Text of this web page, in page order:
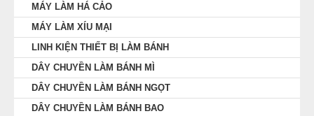
MÁY LÀM HÁ CẢO
MÁY LÀM XÍU MẠI
LINH KIỆN THIẾT BỊ LÀM BÁNH
DÂY CHUYỀN LÀM BÁNH MÌ
DÂY CHUYỀN LÀM BÁNH NGỌT
DÂY CHUYỀN LÀM BÁNH BAO